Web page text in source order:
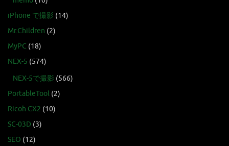
iPhone で撮影 (14)
Mr.Children (2)
MyPC (18)
NEX-5 (574)
NEX-5で撮影 (566)
PortableTool (2)
Ricoh CX2 (10)
SC-03D (3)
SEO (12)